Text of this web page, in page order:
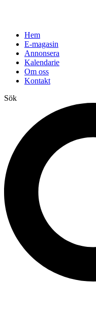
Hem
E-magasin
Annonsera
Kalendarie
Om oss
Kontakt
Sök